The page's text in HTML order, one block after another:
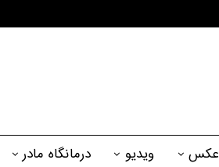
عکس ویدیو درمانگاه مادر